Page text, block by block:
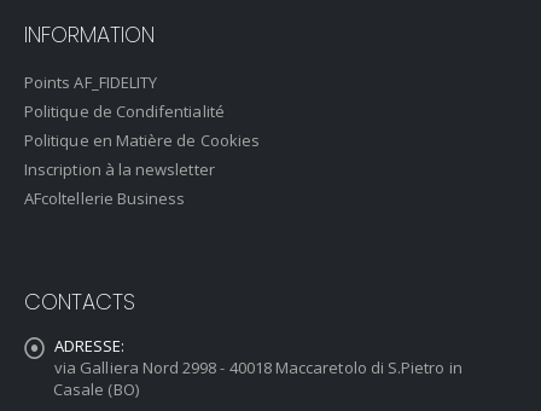
INFORMATION
Points AF_FIDELITY
Politique de Condifentialité
Politique en Matière de Cookies
Inscription à la newsletter
AFcoltellerie Business
CONTACTS
ADRESSE:
via Galliera Nord 2998 - 40018 Maccaretolo di S.Pietro in
Casale (BO)